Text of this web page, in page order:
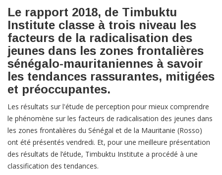
​Le rapport 2018, de Timbuktu
Institute classe à trois niveau les
facteurs de la radicalisation des
jeunes dans les zones frontalières
sénégalo-mauritaniennes à savoir
les tendances rassurantes, mitigées
et préoccupantes.
Les résultats sur l'étude de perception pour mieux comprendre
le phénomène sur les facteurs de radicalisation des jeunes dans
les zones frontalières du Sénégal et de la Mauritanie (Rosso)
ont été présentés vendredi. Et, pour une meilleure présentation
des résultats de l’étude, Timbuktu Institute a procédé à une
classification des tendances.